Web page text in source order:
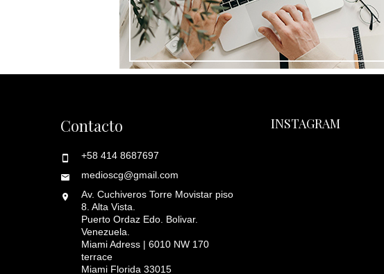
Contacto
+58 414 8687697
medioscg@gmail.com
Av. Cuchiveros Torre Movistar piso
8. Alta Vista.
Puerto Ordaz Edo. Bolivar.
Venezuela.
Miami Adress | 6010 NW 170
terrace
Miami Florida 33015
INSTAGRAM